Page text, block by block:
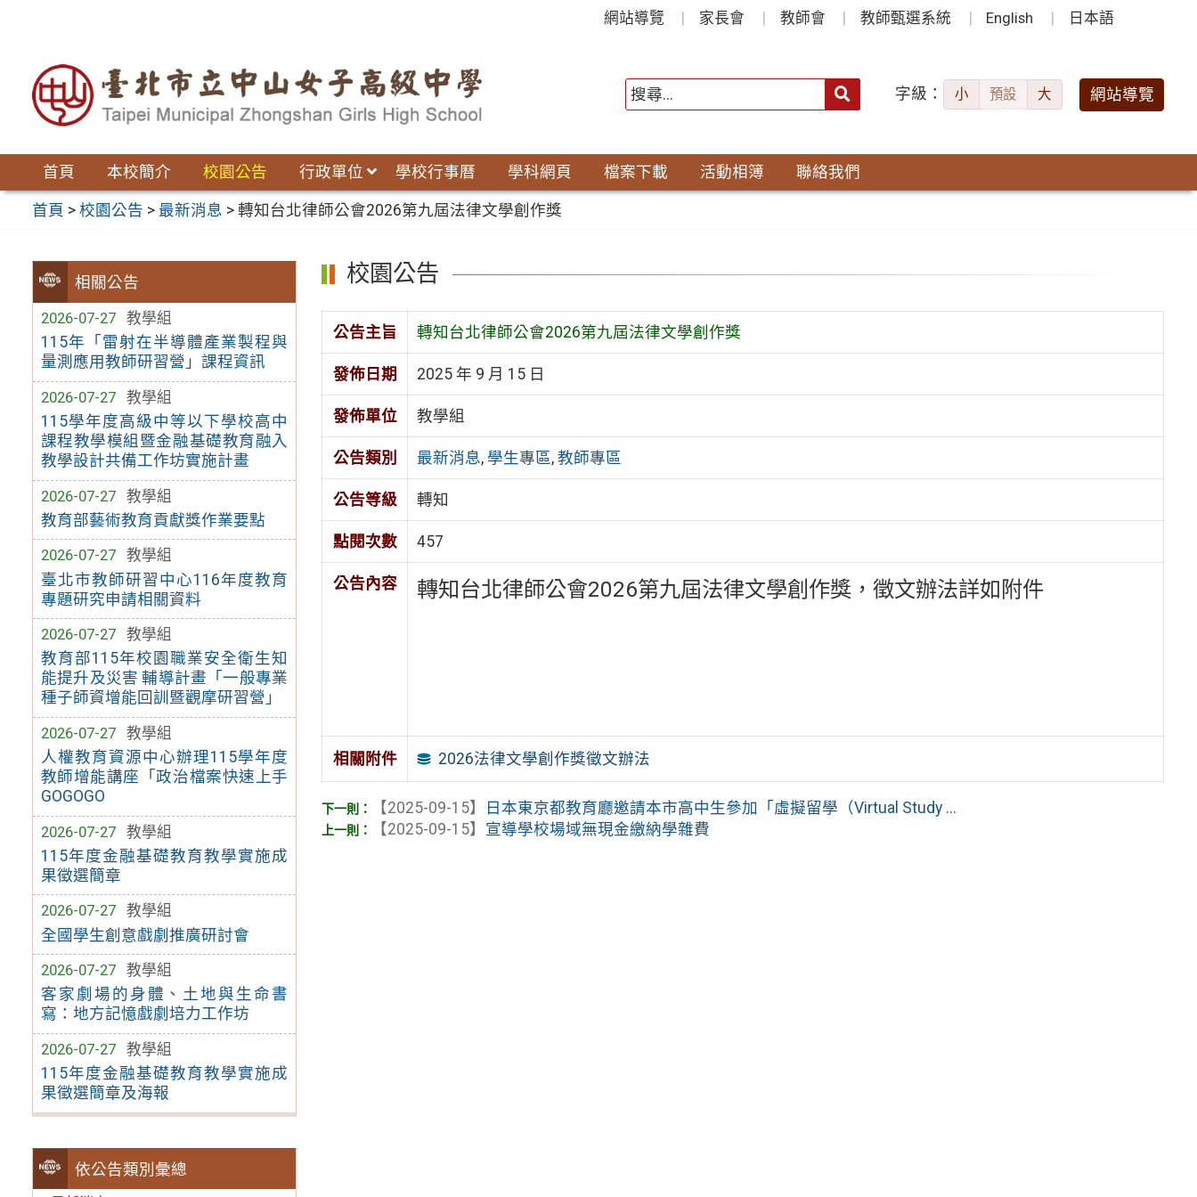
網站導覽 家長會 教師會 教師甄選系統 English 日本語
字級： 小 預設 大 網站導覽
首頁 本校簡介 校園公告 行政單位 學校行事曆 學科網頁 檔案下載 活動相簿 聯絡我們
首頁 >校園公告 > 最新消息 >轉知台北律師公會2026第九屆法律文學創作獎
相關公告
2026-07-27
教學組
115年「雷射在半導體產業製程與
量測應用教師研習營」課程資訊
2026-07-27
教學組
115學年度高級中等以下學校高中
課程教學模組暨金融基礎教育融入
教學設計共備工作坊實施計畫
2026-07-27
教學組
教育部藝術教育貢獻獎作業要點
2026-07-27
教學組
臺北市教師研習中心116年度教育
專題研究申請相關資料
2026-07-27
教學組
教育部115年校園職業安全衛生知
能提升及災害 輔導計畫「一般專業
種子師資增能回訓暨觀摩研習營」
2026-07-27
教學組
人權教育資源中心辦理115學年度
教師增能講座「政治檔案快速上手
GOGOGO
2026-07-27
教學組
115年度金融基礎教育教學實施成
果徵選簡章
2026-07-27
教學組
全國學生創意戲劇推廣研討會
2026-07-27
教學組
客家劇場的身體、土地與生命書
寫：地方記憶戲劇培力工作坊
2026-07-27
教學組
115年度金融基礎教育教學實施成
果徵選簡章及海報
依公告類別彙總
校園公告
公告主旨 轉知台北律師公會2026第九屆法律文學創作獎
發佈日期 2025 年 9 月 15 日
發佈單位 教學組
公告類別 最新消息, 學生專區, 教師專區
公告等級 轉知
點閱次數 457
公告內容 轉知台北律師公會2026第九屆法律文學創作獎，徵文辦法詳如附件
相關附件 2026法律文學創作獎徵文辦法
【2025-09-15】
日本東京都教育廳邀請本市高中生參加「虛擬留學（Virtual Study ...
【2025-09-15】 宣導學校場域無現金繳納學雜費